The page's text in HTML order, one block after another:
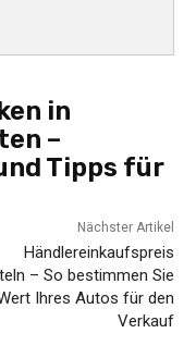
in
–
Tipps für
Nächster Artikel
Händlereinkaufspreis
– So bestimmen Sie
Ihres Autos für den
Verkauf